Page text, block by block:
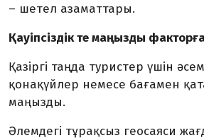
– шетел азаматтары.
Қауіпсіздік те маңызды
Қазіргі таңда туристер үшін
қонақүйлер немесе бағамен
маңызды.
Әлемдегі тұрақсыз геосаяси